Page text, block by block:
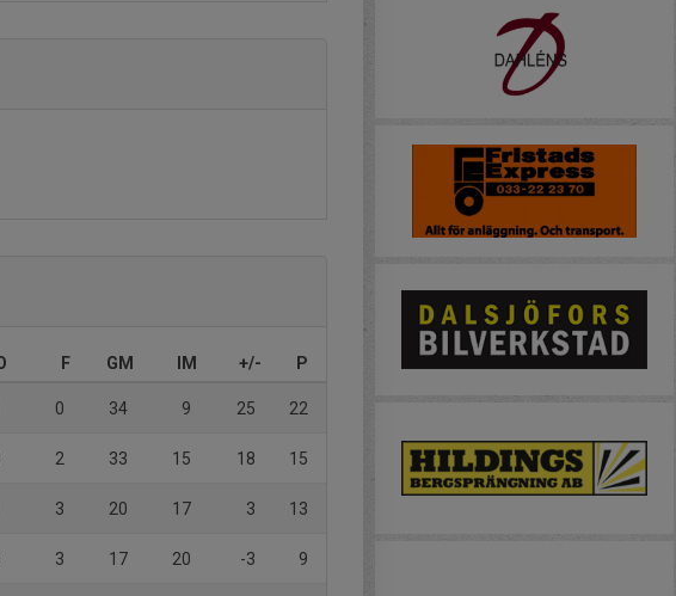
F GM IM +/- P
0 34 9 25 22
2 33 15 18 15
3 20 17 3 13
3 17 20 -3 9